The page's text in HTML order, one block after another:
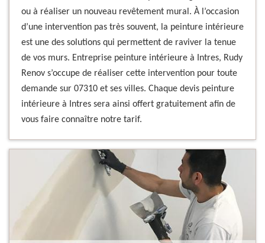
ou à réaliser un nouveau revêtement mural. À l’occasion
d’une intervention pas très souvent, la peinture intérieure
est une des solutions qui permettent de raviver la tenue
de vos murs. Entreprise peinture intérieure à Intres, Rudy
Renov s’occupe de réaliser cette intervention pour toute
demande sur 07310 et ses villes. Chaque devis peinture
intérieure à Intres sera ainsi offert gratuitement afin de
vous faire connaître notre tarif.